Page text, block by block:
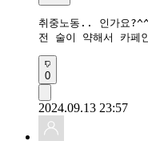
취중노동.. 인가요
전 술이 약해서 카페
0
2024.09.13 23:57